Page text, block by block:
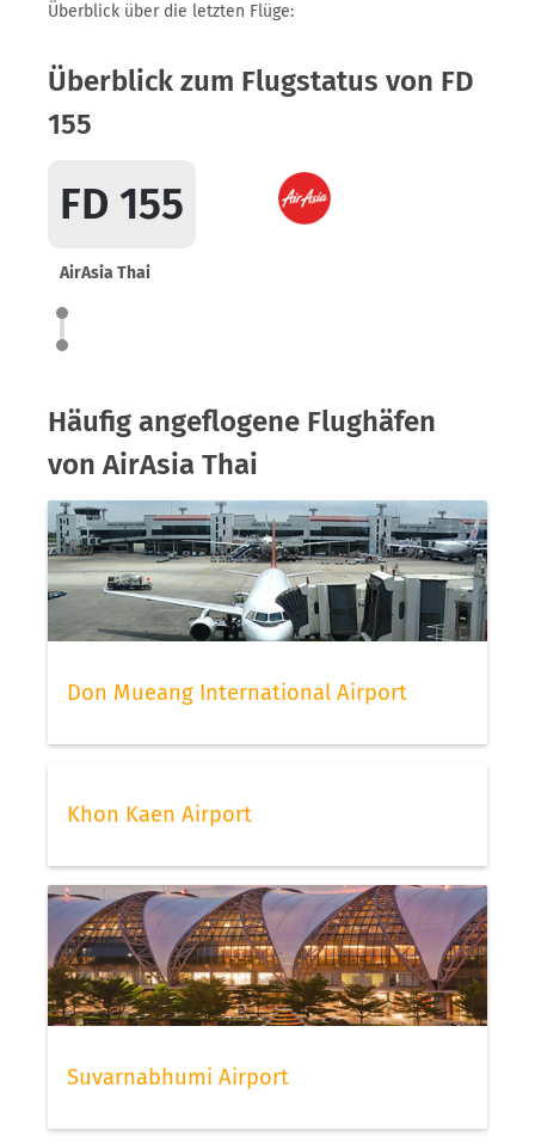
Überblick über die letzten Flüge:
Überblick zum Flugstatus von FD
155
FD 155
AirAsia Thai
Häufig angeflogene Flughäfen
von AirAsia Thai
Don Mueang International Airport
Khon Kaen Airport
Suvarnabhumi Airport